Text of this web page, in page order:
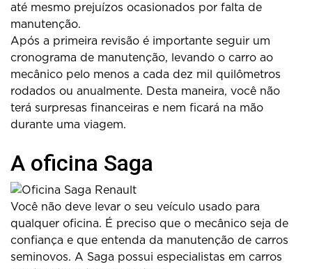
até mesmo prejuízos ocasionados por falta de
manutenção.
Após a primeira revisão é importante seguir um
cronograma de manutenção, levando o carro ao
mecânico pelo menos a cada dez mil quilômetros
rodados ou anualmente. Desta maneira, você não
terá surpresas financeiras e nem ficará na mão
durante uma viagem.
A oficina Saga
Você não deve levar o seu veículo usado para
qualquer oficina. É preciso que o mecânico seja de
confiança e que entenda da manutenção de carros
seminovos. A Saga possui especialistas em carros